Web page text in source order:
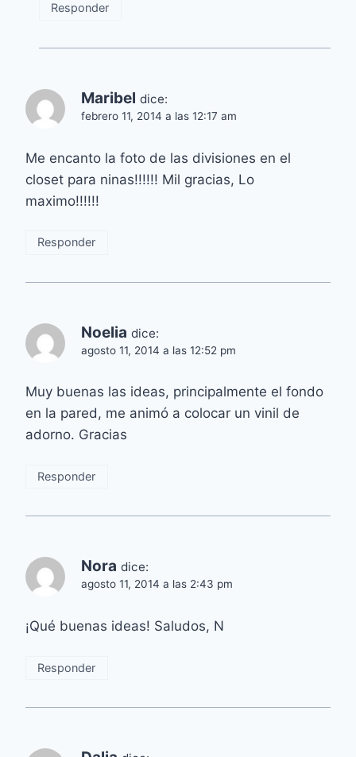
Responder
Maribel dice:
febrero 11, 2014 a las 12:17 am
Me encanto la foto de las divisiones en el
closet para ninas!!!!!! Mil gracias, Lo
maximo!!!!!!
Responder
Noelia dice:
agosto 11, 2014 a las 12:52 pm
Muy buenas las ideas, principalmente el fondo
en la pared, me animó a colocar un vinil de
adorno. Gracias
Responder
Nora dice:
agosto 11, 2014 a las 2:43 pm
¡Qué buenas ideas! Saludos, N
Responder